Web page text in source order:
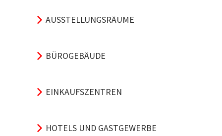
AUSSTELLUNGSRÄUME
BÜROGEBÄUDE
EINKAUFSZENTREN
HOTELS UND GASTGEWERBE